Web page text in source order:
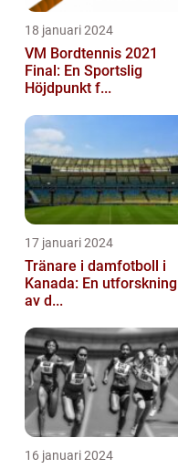
18 januari 2024
VM Bordtennis 2021
Final: En Sportslig
Höjdpunkt f...
17 januari 2024
Tränare i damfotboll i
Kanada: En utforskning
av d...
16 januari 2024